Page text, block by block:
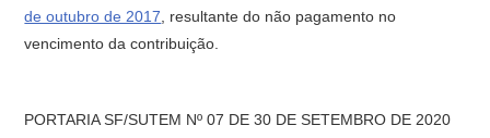
de outubro de 2017 , resultante do não pagamento no
vencimento da contribuição.
PORTARIA SF/SUTEM Nº 07 DE 30 DE SETEMBRO DE 2020